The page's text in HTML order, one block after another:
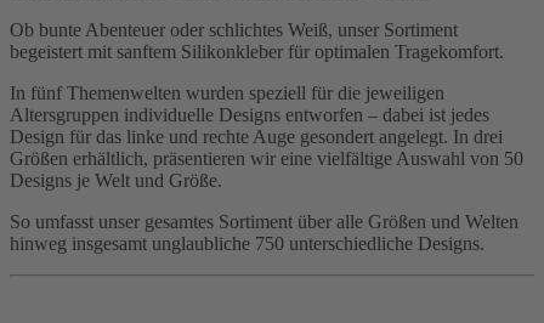
Ob bunte Abenteuer oder schlichtes Weiß, unser Sortiment
begeistert mit sanftem Silikonkleber für optimalen Tragekomfort.
In fünf Themenwelten wurden speziell für die jeweiligen
Altersgruppen individuelle Designs entworfen – dabei ist jedes
Design für das linke und rechte Auge gesondert angelegt. In drei
Größen erhältlich, präsentieren wir eine vielfältige Auswahl von 50
Designs je Welt und Größe.
So umfasst unser gesamtes Sortiment über alle Größen und Welten
hinweg insgesamt unglaubliche 750 unterschiedliche Designs.